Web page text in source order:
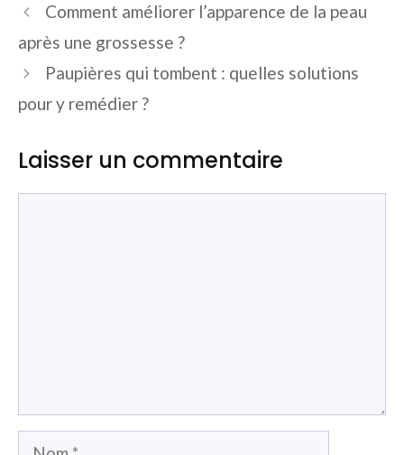
Comment améliorer l’apparence de la peau
après une grossesse ?
Paupières qui tombent : quelles solutions
pour y remédier ?
Laisser un commentaire
Nom